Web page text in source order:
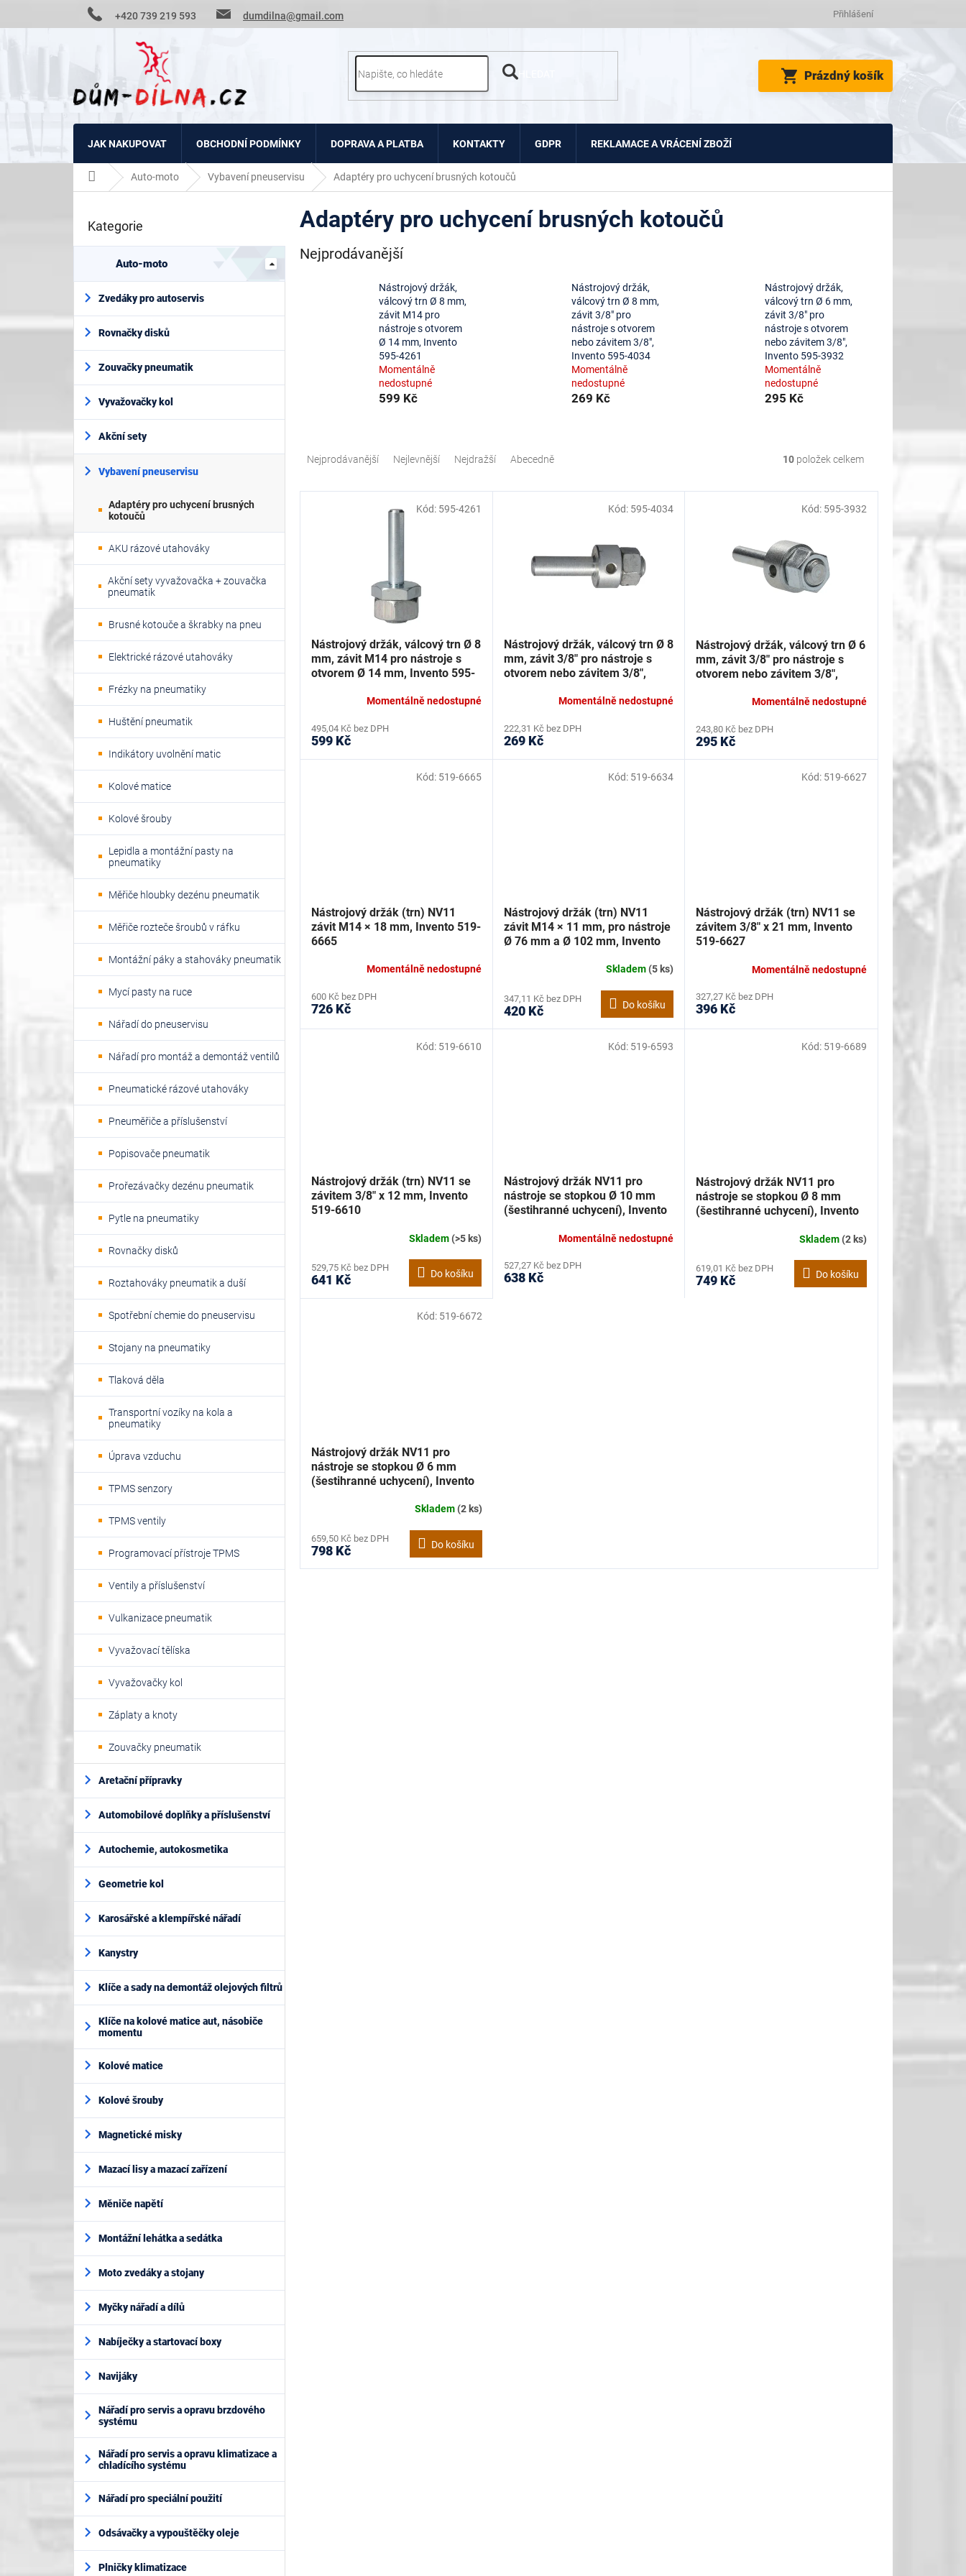
+420 739 219 593 dumdilna@gmail.com Přihlášení
NÁKUPNÍ
KOŠÍK
Prázdný košík
JAK NAKUPOVAT OBCHODNÍ PODMÍNKY DOPRAVA A PLATBA KONTAKTY GDPR REKLAMACE A VRÁCENÍ ZBOŽÍ
Domů Auto-moto Vybavení pneuservisu Adaptéry pro uchycení brusných kotoučů
t
a
í
e
Přeskočit
Kategorie
Auto-moto
Zvedáky pro autoservis
Rovnačky disků
Zouvačky pneumatik
Vyvažovačky kol
Akční sety
Vybavení pneuservisu
Adaptéry pro uchycení brusných
kotoučů
AKU rázové utahováky
Akční sety vyvažovačka + zouvačka
pneumatik
Brusné kotouče a škrabky na pneu
Elektrické rázové utahováky
Frézky na pneumatiky
Huštění pneumatik
Indikátory uvolnění matic
Kolové matice
Kolové šrouby
Lepidla a montážní pasty na
pneumatiky
Měřiče hloubky dezénu pneumatik
Měřiče rozteče šroubů v ráfku
Montážní páky a stahováky pneumatik
Mycí pasty na ruce
Nářadí do pneuservisu
Nářadí pro montáž a demontáž ventilů
Pneumatické rázové utahováky
Pneuměřiče a příslušenství
Popisovače pneumatik
Prořezávačky dezénu pneumatik
Pytle na pneumatiky
Rovnačky disků
Roztahováky pneumatik a duší
Spotřební chemie do pneuservisu
Stojany na pneumatiky
Tlaková děla
Transportní vozíky na kola a
pneumatiky
Úprava vzduchu
TPMS senzory
TPMS ventily
Programovací přístroje TPMS
Ventily a příslušenství
Vulkanizace pneumatik
Vyvažovací tělíska
Vyvažovačky kol
Záplaty a knoty
Zouvačky pneumatik
Aretační přípravky
Automobilové doplňky a příslušenství
Autochemie, autokosmetika
Geometrie kol
Karosářské a klempířské nářadí
Kanystry
Klíče a sady na demontáž olejových filtrů
Klíče na kolové matice aut, násobiče
momentu
Kolové matice
Kolové šrouby
Magnetické misky
Mazací lisy a mazací zařízení
Měniče napětí
Montážní lehátka a sedátka
Moto zvedáky a stojany
Myčky nářadí a dílů
Nabíječky a startovací boxy
Navijáky
Nářadí pro servis a opravu brzdového
systému
Nářadí pro servis a opravu klimatizace a
chladícího systému
Nářadí pro speciální použití
Odsávačky a vypouštěčky oleje
Plničky klimatizace
Adaptéry pro uchycení brusných kotoučů
Nejprodávanější
Nástrojový držák,
válcový trn Ø 8 mm,
závit M14 pro
nástroje s otvorem
Ø 14 mm, Invento
595-4261
Momentálně
nedostupné
599 Kč
Nástrojový držák,
válcový trn Ø 8 mm,
závit 3/8" pro
nástroje s otvorem
nebo závitem 3/8",
Invento 595-4034
Momentálně
nedostupné
269 Kč
Nástrojový držák,
válcový trn Ø 6 mm,
závit 3/8" pro
nástroje s otvorem
nebo závitem 3/8",
Invento 595-3932
Momentálně
nedostupné
295 Kč
e
Nejprodávanější Nejlevnější Nejdražší Abecedně 10 položek celkem
Nástrojový držák, válcový trn Ø 8
mm, závit M14 pro nástroje s
otvorem Ø 14 mm, Invento 595-
Momentálně nedostupné
495,04 Kč bez DPH
599 Kč
Kód: 595-4261
Nástrojový držák, válcový trn Ø 8
mm, závit 3/8" pro nástroje s
otvorem nebo závitem 3/8",
Momentálně nedostupné
222,31 Kč bez DPH
269 Kč
Kód: 595-4034
Nástrojový držák, válcový trn Ø 6
mm, závit 3/8" pro nástroje s
otvorem nebo závitem 3/8",
Momentálně nedostupné
243,80 Kč bez DPH
295 Kč
Kód: 595-3932
Nástrojový držák (trn) NV11
závit M14 × 18 mm, Invento 519-
6665
Momentálně nedostupné
600 Kč bez DPH
726 Kč
Kód: 519-6665
Nástrojový držák (trn) NV11
závit M14 × 11 mm, pro nástroje
Ø 76 mm a Ø 102 mm, Invento
Skladem(5 ks)
347,11 Kč bez DPH
420 Kč Do košíku
Kód: 519-6634
Nástrojový držák (trn) NV11 se
závitem 3/8" x 21 mm, Invento
519-6627
Momentálně nedostupné
327,27 Kč bez DPH
396 Kč
Kód: 519-6627
Nástrojový držák (trn) NV11 se
závitem 3/8" x 12 mm, Invento
519-6610
Skladem(>5 ks)
529,75 Kč bez DPH
641 Kč Do košíku
Kód: 519-6610
Nástrojový držák NV11 pro
nástroje se stopkou Ø 10 mm
(šestihranné uchycení), Invento
Momentálně nedostupné
527,27 Kč bez DPH
638 Kč
Kód: 519-6593
Nástrojový držák NV11 pro
nástroje se stopkou Ø 8 mm
(šestihranné uchycení), Invento
Skladem(2 ks)
619,01 Kč bez DPH
749 Kč Do košíku
Kód: 519-6689
Nástrojový držák NV11 pro
nástroje se stopkou Ø 6 mm
(šestihranné uchycení), Invento
Skladem(2 ks)
659,50 Kč bez DPH
798 Kč Do košíku
Kód: 519-6672